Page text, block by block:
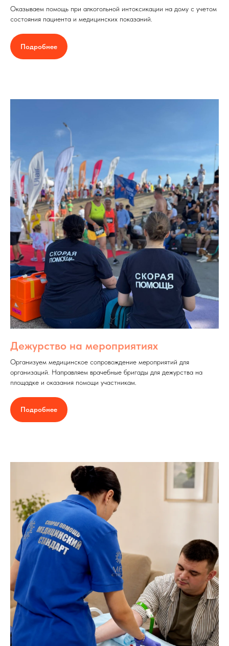
Оказываем помощь при алкогольной интоксикации на дому с учетом
состояния пациента и медицинских показаний.
Подробнее
Дежурство на мероприятиях
Организуем медицинское сопровождение мероприятий для
организаций. Направляем врачебные бригады для дежурства на
площадке и оказания помощи участникам.
Подробнее